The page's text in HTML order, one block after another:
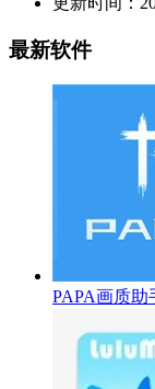
最新软件
PAPA画质助